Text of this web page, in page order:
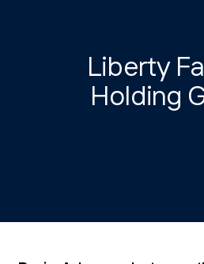
Liberty
Holding